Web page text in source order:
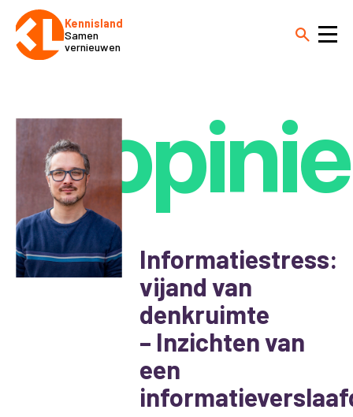
Kennisland
Samen
vernieuwen
opinie
Informatiestress:
vijand van
denkruimte
– Inzichten van
een